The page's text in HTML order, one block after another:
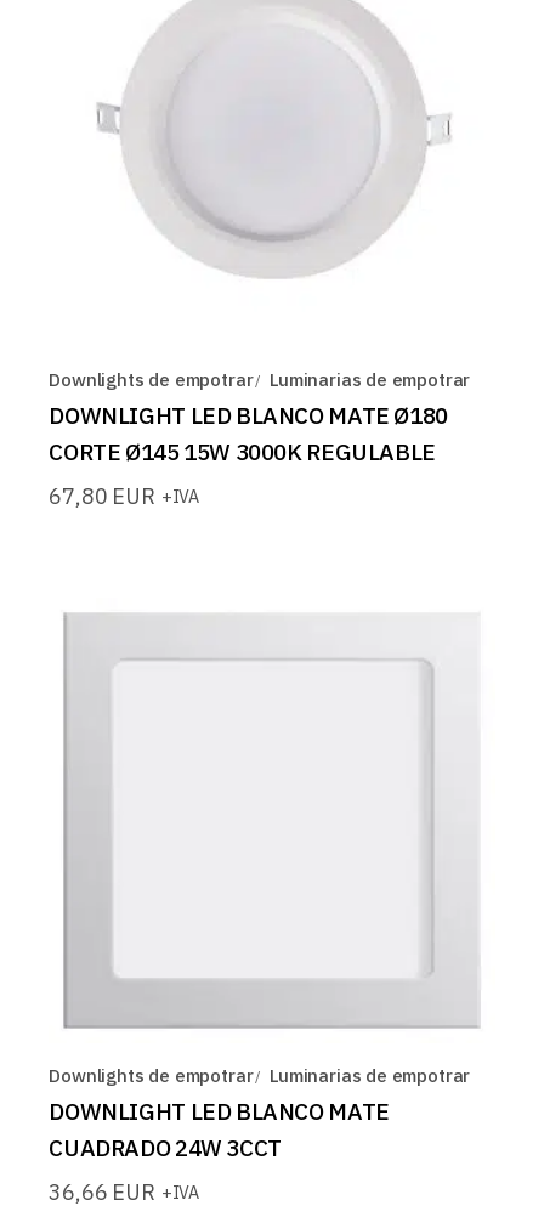
Downlights de empotrar Luminarias de empotrar
DOWNLIGHT LED BLANCO MATE Ø180
CORTE Ø145 15W 3000K REGULABLE
67,80 EUR +IVA
Downlights de empotrar Luminarias de empotrar
DOWNLIGHT LED BLANCO MATE
CUADRADO 24W 3CCT
36,66 EUR +IVA